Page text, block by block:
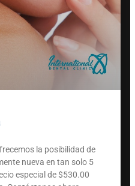
la posibilidad de
nueva en tan solo 5
especial de $530.00